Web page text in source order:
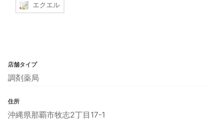
エクエル
店舗タイプ
調剤薬局
住所
沖縄県那覇市牧志2丁目17-1